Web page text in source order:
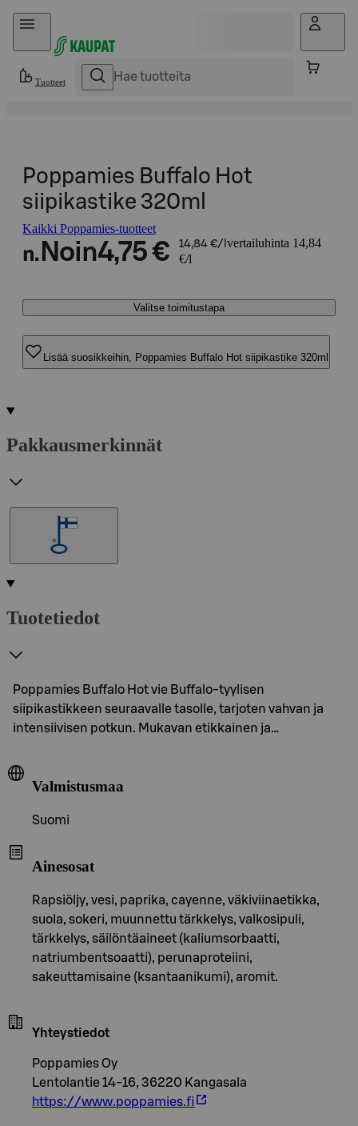
Hyppää sisältöön
Tuotteet
Poppamies Buffalo Hot
siipikastike 320ml
Kaikki Poppamies-tuotteet
n. Noin4,75 € 14,84 €/l vertailuhinta 14,84
€/l
Valitse toimitustapa
Lisää suosikkeihin, Poppamies Buffalo Hot siipikastike 320ml
Pakkausmerkinnät
Tuotetiedot
Poppamies Buffalo Hot vie Buffalo-tyylisen
siipikastikkeen seuraavalle tasolle, tarjoten vahvan ja
intensiivisen potkun. Mukavan etikkainen ja…
Valmistusmaa
Suomi
Ainesosat
Rapsiöljy, vesi, paprika, cayenne, väkiviinaetikka,
suola, sokeri, muunnettu tärkkelys, valkosipuli,
tärkkelys, säilöntäaineet (kaliumsorbaatti,
natriumbentsoaatti), perunaproteiini,
sakeuttamisaine (ksantaanikumi), aromit.
Yhteystiedot
Poppamies Oy
Lentolantie 14-16, 36220 Kangasala
https://www.poppamies.fi